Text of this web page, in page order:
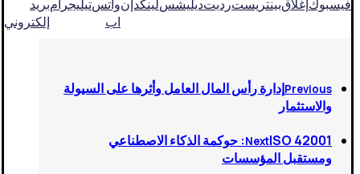
فيسبوكإغلاقبينتريسترديتديليشسلينكدإنواتس
اب
تيليجرامبريد
إلكتروني
Previousإدارة رأس المال العامل وأثرها على السيولة
والاستثمار
NextISO 42001: حوكمة الذكاء الاصطناعي
ومستقبل المؤسسات